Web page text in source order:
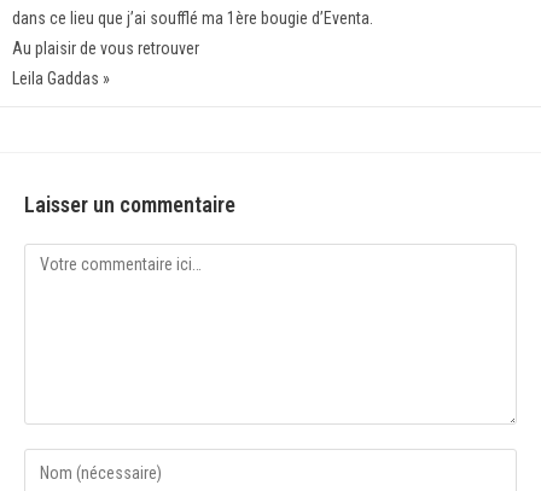
dans ce lieu que j’ai soufflé ma 1ère bougie d’Eventa.
Au plaisir de vous retrouver
Leila Gaddas »
Laisser un commentaire